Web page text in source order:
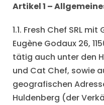
Artikel 1 –
1.1. Fresh Chef SRL
Eugène Godaux 26,
tätig auch unter den
und Cat Chef, sowie
geografischen
Huldenberg (der